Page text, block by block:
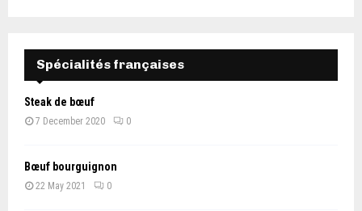
Spécialités françaises
Steak de bœuf
7 December 2020 0
Bœuf bourguignon
22 May 2021 0